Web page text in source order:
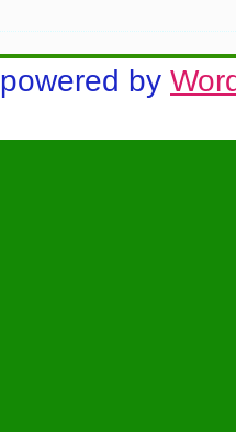
powered by